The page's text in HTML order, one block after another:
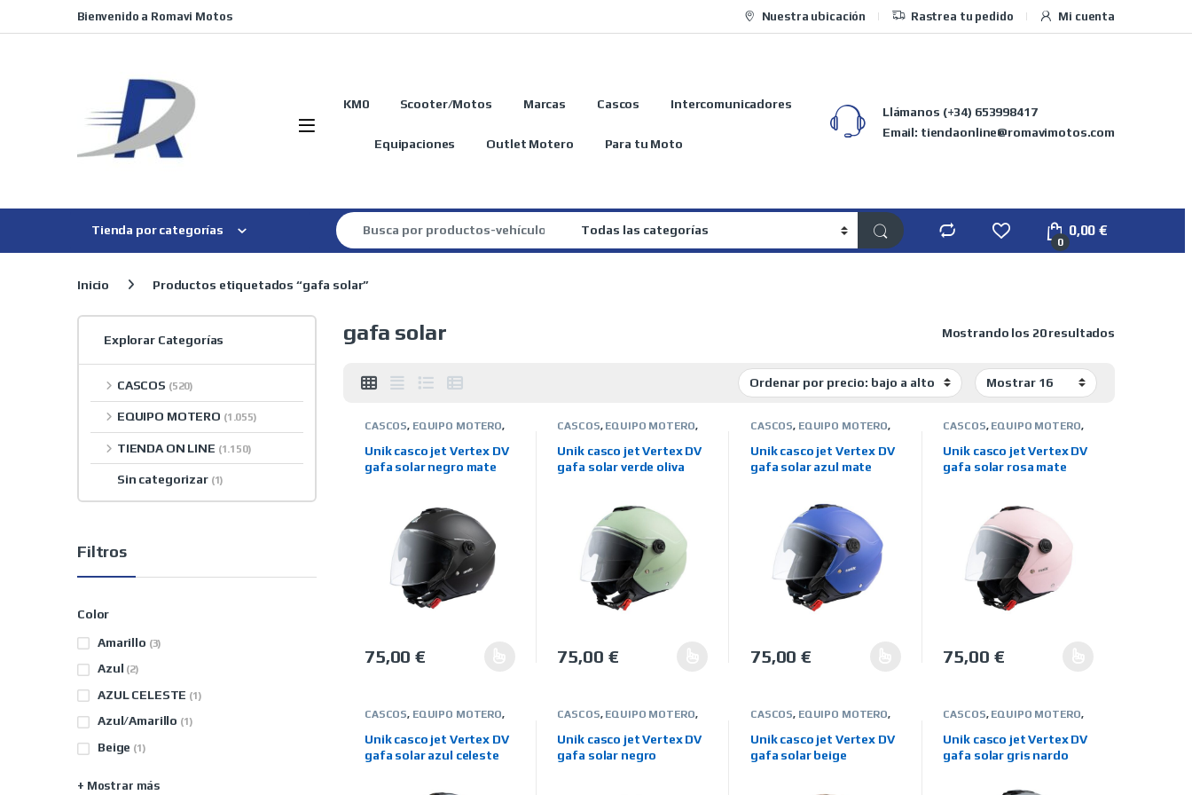
Bienvenido a Romavi Motos Nuestra ubicación Rastrea tu pedido Mi cuenta
KM0 Scooter/Motos Marcas Cascos Intercomunicadores
Equipaciones Outlet Motero Para tu Moto
Llámanos (+34) 653998417
Email: tiendaonline@romavimotos.com
Tienda por categorías
Search for:
0
0,00€
Inicio Productos etiquetados “gafa solar”
gafa solar Mostrando los 20 resultados
CASCOS, EQUIPO MOTERO,
Unik casco jet Vertex DV
gafa solar negro mate
75,00€
Este producto tiene múltiples variantes. Las opciones se pueden elegir en la página de producto
CASCOS, EQUIPO MOTERO,
Unik casco jet Vertex DV
gafa solar verde oliva
75,00 €
Este producto tiene múltiples variantes. Las opciones se pueden elegir en la página de producto
CASCOS, EQUIPO MOTERO,
Unik casco jet Vertex DV
gafa solar azul mate
75,00€
Este producto tiene múltiples variantes. Las opciones se pueden elegir
CASCOS, EQUIPO MOTERO,
Unik casco jet Vertex DV
gafa solar rosa mate
75,00 €
Este producto tiene múltiples variantes.
CASCOS, EQUIPO MOTERO,
Unik casco jet Vertex DV
gafa solar azul celeste
CASCOS, EQUIPO MOTERO,
Unik casco jet Vertex DV
gafa solar negro
CASCOS, EQUIPO MOTERO,
Unik casco jet Vertex DV
gafa solar beige
CASCOS, EQUIPO MOTERO,
Unik casco jet Vertex DV
gafa solar gris nardo
Explorar Categorías
CASCOS (520)
EQUIPO MOTERO (1.055)
TIENDA ON LINE (1.150)
Sin categorizar (1)
Filtros
Color
Amarillo (3)
Azul (2)
AZUL CELESTE (1)
Azul/Amarillo (1)
Beige (1)
+ Mostrar más